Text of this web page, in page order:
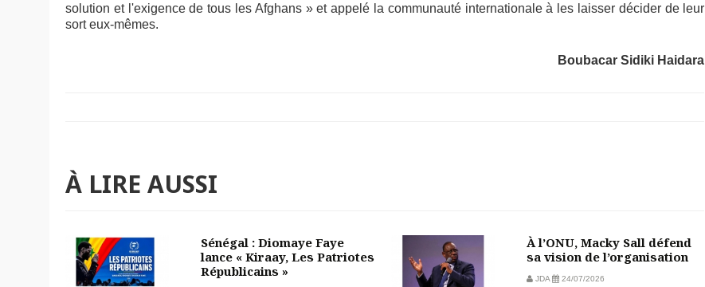
solution et l'exigence de tous les Afghans » et appelé la communauté internationale à les laisser décider de leur
sort eux-mêmes.
Boubacar Sidiki Haidara
À LIRE AUSSI
Sénégal : Diomaye Faye
lance « Kiraay, Les Patriotes
Républicains »
À l’ONU, Macky Sall défend
sa vision de l’organisation
JDA 24/07/2026